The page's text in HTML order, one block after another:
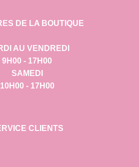
DE LA BOUTIQUE
AU VENDREDI
9H00 - 17H00
SAMEDI
10H00 - 17H00
CLIENTS